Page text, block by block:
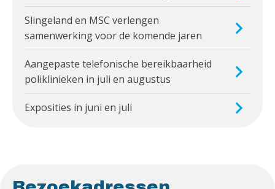
Slingeland en MSC verlengen
samenwerking voor de komende jaren
Aangepaste telefonische bereikbaarheid
poliklinieken in juli en augustus
Exposities in juni en juli